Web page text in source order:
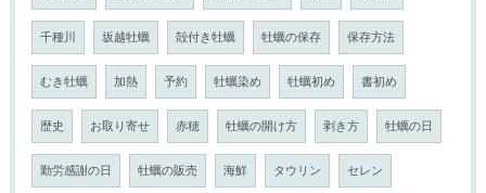
千種川 坂越牡蠣 殻付き牡蠣 牡蠣の保存 保存方法
むき牡蠣 加熱 予約 牡蠣染め 牡蠣初め 書初め
歴史 お取り寄せ 赤穂 牡蠣の開け方 剥き方 牡蠣の日
勤労感謝の日 牡蠣の販売 海鮮 タウリン セレン